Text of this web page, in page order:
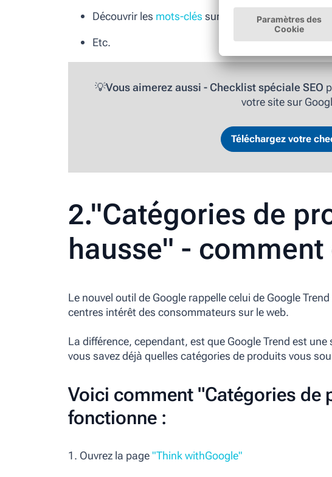
Découvrir les mots-clés sur lesquels se concentrer
Etc.
💡Vous aimerez aussi - Checklist spéciale SEO
votre site sur
Téléchargez votre
2."Catégories de
hausse" - comment
Le nouvel outil de Google rappelle celui de GoogleTrend
centres intérêt des consommateurs sur le web.
La différence, cependant, est que GoogleTrend est une
vous savez déjà quelles catégories de produits vous
Voici comment "Catégories de
fonctionne :
1. Ouvrez la page"Think withGoogle"